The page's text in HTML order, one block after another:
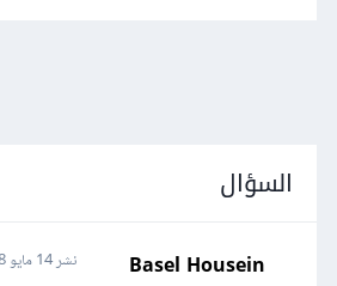
السؤال
Basel Housein نشر14 مايو 2018